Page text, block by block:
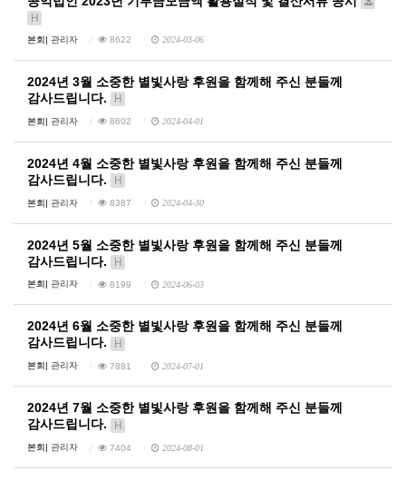
H
본회| 관리자 8622 2024-03-06
2024년 3월 소중한 별빛사랑 후원을 함께해 주신 분들께
감사드립니다.
H
본회| 관리자 8602 2024-04-01
2024년 4월 소중한 별빛사랑 후원을 함께해 주신 분들께
감사드립니다.
H
본회| 관리자 8387 2024-04-30
2024년 5월 소중한 별빛사랑 후원을 함께해 주신 분들께
감사드립니다.
H
본회| 관리자 8199 2024-06-03
2024년 6월 소중한 별빛사랑 후원을 함께해 주신 분들께
감사드립니다.
H
본회| 관리자 7881 2024-07-01
2024년 7월 소중한 별빛사랑 후원을 함께해 주신 분들께
감사드립니다.
H
본회| 관리자 7404 2024-08-01